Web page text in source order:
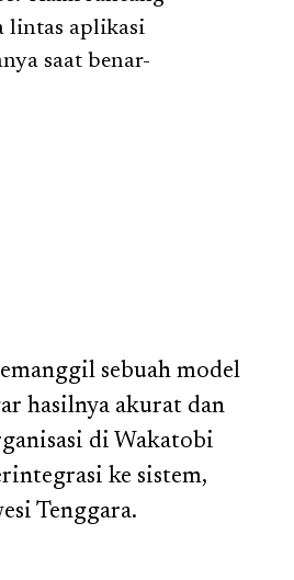
lintas aplikasi
saat benar-
sebuah model
hasilnya akurat dan
di Wakatobi
ke sistem,
Tenggara.